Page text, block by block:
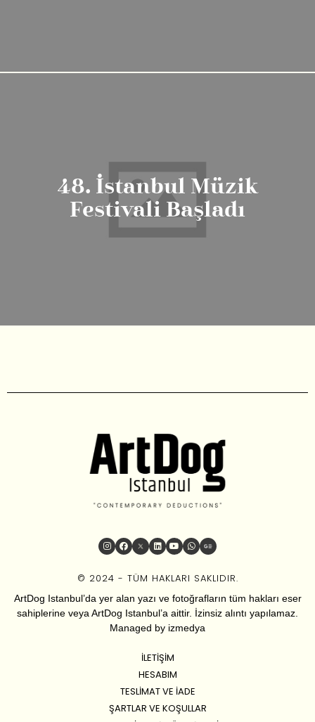
48. İstanbul Müzik
Festivali Başladı
© 2024 - TÜM HAKLARI SAKLIDIR.
ArtDog Istanbul’da yer alan yazı ve fotoğrafların tüm hakları eser
sahiplerine veya ArtDog Istanbul’a aittir. İzinsiz alıntı yapılamaz.
Managed by izmedya
İLETIŞIM
HESABIM
TESLIMAT VE İADE
ŞARTLAR VE KOŞULLAR